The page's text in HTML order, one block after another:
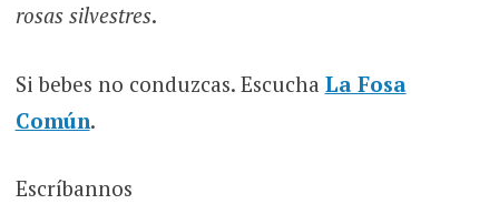
rosas silvestres.
Si bebes no conduzcas. Escucha La Fosa
Común.
Escríbannos